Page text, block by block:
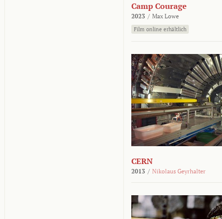
Camp Courage
2023 / Max Lowe
Film online erhältlich
CERN
2013 / Nikolaus Geyrhalter